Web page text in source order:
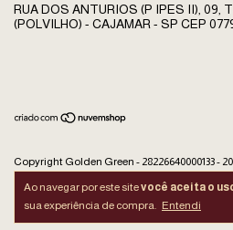
Ao navegar por este sitevocê aceita o
sua experiência de compra. Entendi
RUA DOS ANTURIOS (P IPES II), 09,
(POLVILHO) - CAJAMAR - SP CEP
Copyright Golden Green - 28226640000133 -